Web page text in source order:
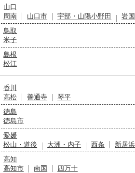
山口
周南
山口市 宇部・山陽小野田 岩国
鳥取
米子
島根
松江
香川
高松
善通寺
琴平
徳島
徳島市
愛媛
松山・道後
大洲・内子 西条 新居浜
高知
高知市
南国 四万十